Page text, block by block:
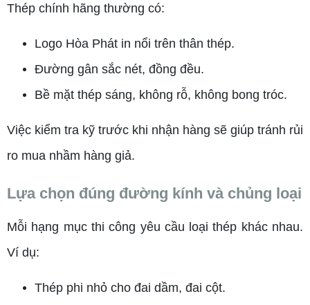
Thép chính hãng thường có:
Logo Hòa Phát in nổi trên thân thép.
Đường gân sắc nét, đồng đều.
Bề mặt thép sáng, không rỗ, không bong tróc.
Việc kiểm tra kỹ trước khi nhận hàng sẽ giúp tránh rủi
ro mua nhầm hàng giả.
Lựa chọn đúng đường kính và chủng loại
Mỗi hạng mục thi công yêu cầu loại thép khác nhau.
Ví dụ:
Thép phi nhỏ cho đai dầm, đai cột.